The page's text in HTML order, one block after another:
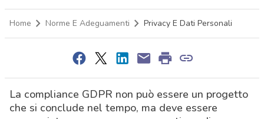
Home Norme E Adeguamenti Privacy E Dati Personali
La compliance GDPR non può essere un progetto
che si conclude nel tempo, ma deve essere